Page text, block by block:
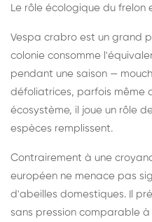
Le rôle écologique du frelon
Vespa crabro est un grand
colonie consomme
pendant une saison —
défoliatrices, parfois même
écosystème, il joue un rôle
espèces remplissent.
Contrairement à une
européen ne menace pas
d'abeilles domestiques. Il
sans pression comparable